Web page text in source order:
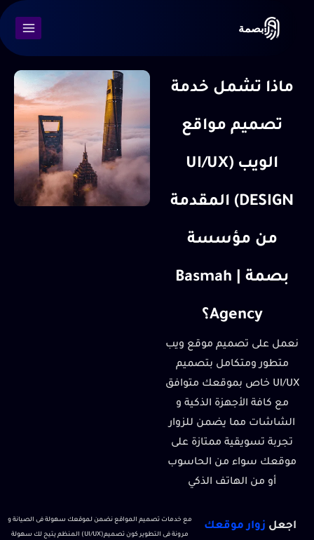
بصمة
ماذا تشمل خدمة
تصميم مواقع
الويب (UI/UX
DESIGN) المقدمة
من مؤسسة
بصمة | Basmah
Agency؟
نعمل على تصميم موقع ويب
متطور ومتكامل بتصميم
UI/UX خاص بموقعك متوافق
مع كافة الأجهزة الذكية و
الشاشات مما يضمن للزوار
تجربة تسويقية ممتازة على
موقعك سواء من الحاسوب
أو من الهاتف الذكي
اجعل زوار موقعك مع خدمات تصميم المواقع نضمن لموقعك سهولة فى الصيانة و
مرونة فى التطوير كون تصميم (UI/UX) المنظم يتيح لك سهولة